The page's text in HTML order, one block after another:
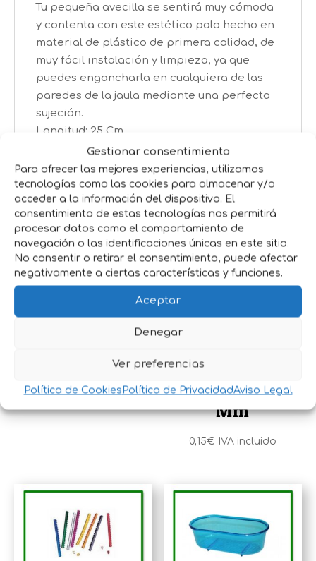
Gestionar consentimiento
Para ofrecer las mejores experiencias, utilizamos
tecnologías como las cookies para almacenar y/o
acceder a la información del dispositivo. El
consentimiento de estas tecnologías nos permitirá
procesar datos como el comportamiento de
navegación o las identificaciones únicas en este sitio.
No consentir o retirar el consentimiento, puede afectar
negativamente a ciertas características y funciones.
Aceptar
Denegar
Ver preferencias
Política de Cookies Política de PrivacidadAviso Legal
Tu pequeña avecilla se sentirá muy cómoda
y contenta con este estético palo hecho en
material de plástico de primera calidad, de
muy fácil instalación y limpieza, ya que
puedes engancharla en cualquiera de las
paredes de la jaula mediante una perfecta
sujeción.
Longitud: 25 Cm
Productos relacionados
PEQUEÑO 9CM
1,40€ IVA incluido
CANARIO
PLÁSTICO 3
Mm
0,15€ IVA incluido